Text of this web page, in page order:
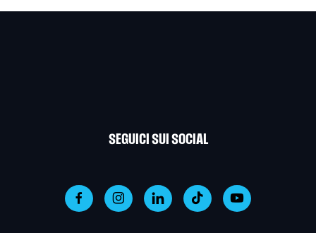
SEGUICI SUI SOCIAL